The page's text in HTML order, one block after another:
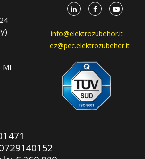
MI
info@elektrozubehor.it
ez@pec.elektrozubehor.it